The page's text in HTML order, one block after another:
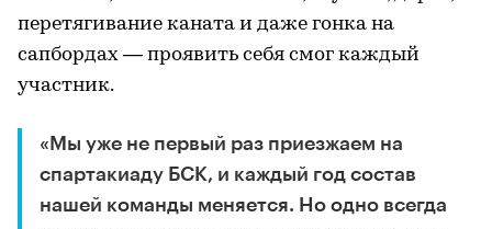
перетягивание каната и даже гонка на
сапбордах — проявить себя смог каждый
участник.
«Мы уже не первый раз приезжаем на
спартакиаду БСК, и каждый год состав
нашей команды меняется. Но одно всегда